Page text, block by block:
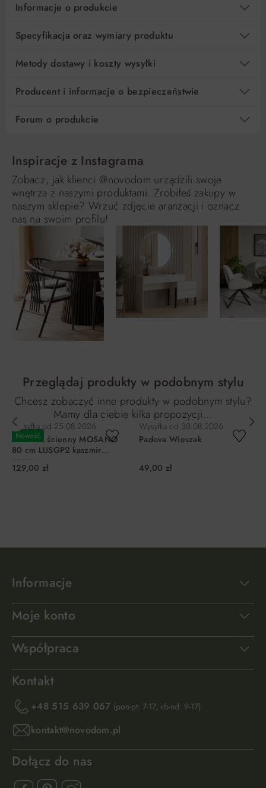
Informacje o produkcie
Specyfikacja oraz wymiary produktu
Metody dostawy i koszty wysyłki
Producent i informacje o bezpieczeństwie
Forum o produkcie
Inspiracje z Instagrama
Zobacz, jak klienci @novodom urządzili swoje
wnętrza z naszymi produktami. Zrobiłeś zakupy w
naszym sklepie? Wrzuć zdjęcie aranżacji i oznacz
nas na swoim profilu!
Przeglądaj produkty w podobnym stylu
Chcesz zobaczyć inne produkty w podobnym stylu?
Mamy dla ciebie kilka propozycji…
Nowość
Wysyłka od 25.08.2026
Wieszak ścienny MOSANO
80 cm LUSGP2 kaszmir
czarny
129,00 zł
Wysyłka od 30.08.2026
Padova Wieszak
49,00 zł
Informacje
Moje konto
Współpraca
Kontakt
+48 515 639 067 (pon-pt: 7-17, sb-nd: 9-17)
kontakt@novodom.pl
Dołącz do nas